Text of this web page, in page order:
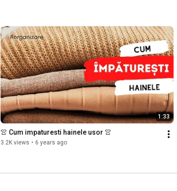
1:33
👚 Cum impaturesti hainele usor 👚
3.2K views • 6 years ago